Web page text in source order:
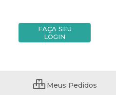
FAÇA SEU
LOGIN
Meus Pedidos